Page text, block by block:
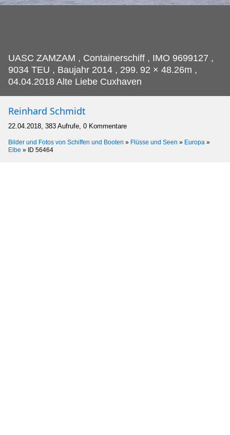
UASC ZAMZAM , Containerschiff , IMO 9699127 ,
9034 TEU , Baujahr 2014 , 299. 92 × 48.26m ,
04.04.2018 Alte Liebe Cuxhaven
Reinhard Schmidt
22.04.2018, 383 Aufrufe, 0 Kommentare
Bilder und Fotos von Schiffen und Booten » Flüsse und Seen » Europa »
Elbe » ID 56464